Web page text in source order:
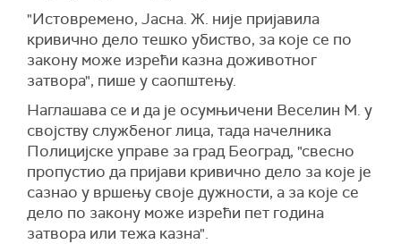
"Истовремено, Јасна. Ж. није пријавила
кривично дело тешко убиство, за које се по
закону може изрећи казна доживотног
затвора", пише у саопштењу.
Наглашава се и да је осумњичени Веселин М. у
својству службеног лица, тада начелника
Полицијске управе за град Београд, "свесно
пропустио да пријави кривично дело за које је
сазнао у вршењу своје дужности, а за које се
дело по закону може изрећи пет година
затвора или тежа казна".